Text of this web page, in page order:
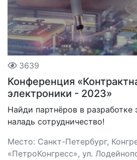
3639
Конференция
электроники - 2023»
Найди партнёров в разработке
наладь сотрудничество!
Место: Санкт-Петербург,
«ПетроКонгресс», ул.